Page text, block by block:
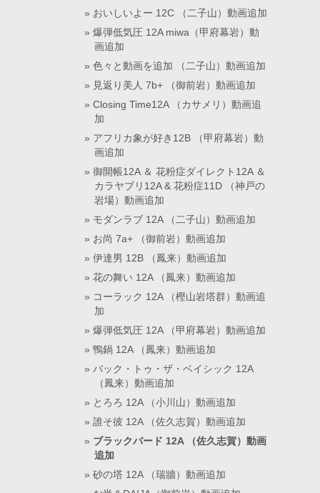
おいしいよー 12C （二子山）動画追加
爆弾低気圧 12A miwa（甲府幕岩）動
画追加
色々と動画を追加 （二子山）動画追加
見返り美人 7b+ （御前岩）動画追加
Closing Time12A （カサメリ）動画追
加
アフリカ象が好き12B （甲府幕岩）動
画追加
御開帳12A ＆ 花粉症ダイレクト12A ＆
カラヤブリ12A & 花粉症11D （神戸の
岩場）動画追加
モダンラブ 12A （二子山）動画追加
お尚 7a+ （御前岩）動画追加
伊達男 12B （鳳来）動画追加
花の舞い 12A （鳳来）動画追加
コーラック 12A （樫山岩塔群）動画追
加
爆弾低気圧 12A （甲府幕岩）動画追加
鴨鍋 12A （鳳来）動画追加
バック・トゥ・ザ・ベイシック 12A
（鳳来）動画追加
とろろ 12A （小川山）動画追加
誰そ彼 12A （佐久志賀）動画追加
ブラックバード 12A （佐久志賀）動画
追加
砂の塔 12A （瑞牆）動画追加